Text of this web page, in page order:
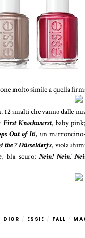
molto simile a quella
. 12 smalti che vanno dalle
Knockwurst, baby
Out of It!, un
the 7 Düsseldorfs, viola
, blu scuro;Nein! Nein!
DIOR / ESSIE / FALL /